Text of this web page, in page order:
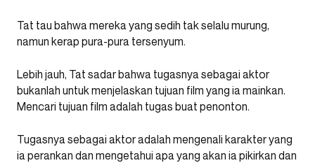
Tat tau bahwa mereka yang sedih tak selalu murung,
namun kerap pura-pura tersenyum.
Lebih jauh, Tat sadar bahwa tugasnya sebagai aktor
bukanlah untuk menjelaskan tujuan film yang ia mainkan.
Mencari tujuan film adalah tugas buat penonton.
Tugasnya sebagai aktor adalah mengenali karakter yang
ia perankan dan mengetahui apa yang akan ia pikirkan dan